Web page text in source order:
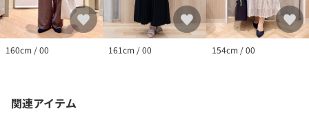
160cm / 00 161cm / 00 154cm / 00
関連アイテム